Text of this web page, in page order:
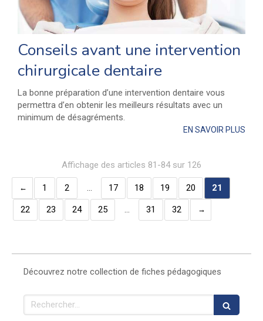
Conseils avant une intervention
chirurgicale dentaire
La bonne préparation d’une intervention dentaire vous
permettra d’en obtenir les meilleurs résultats avec un
minimum de désagréments.
EN SAVOIR PLUS
Affichage des articles 81-84 sur 126
1 2 … 17 18 19 20 21
22 23 24 25 … 31 32
Découvrez notre collection de fiches pédagogiques
Rechercher